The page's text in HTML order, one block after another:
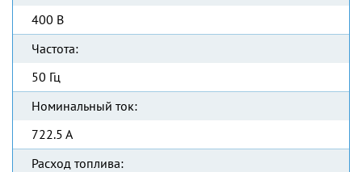
400 В
Частота:
50 Гц
Номинальный ток:
722.5 А
Расход топлива: